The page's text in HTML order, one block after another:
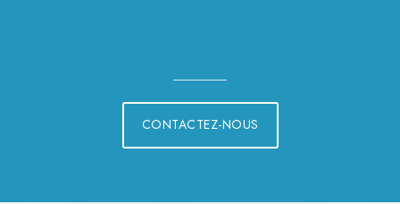
CONTACTEZ-NOUS